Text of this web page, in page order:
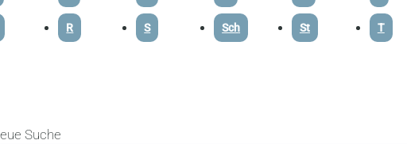
R S Sch St T
Suche